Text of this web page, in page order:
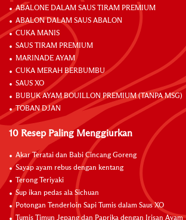
ABALONE DALAM SAUS TIRAM PREMIUM
ABALON DALAM SAUS ABALON
CUKA MANIS
SAUS TIRAM PREMIUM
MARINADE AYAM
CUKA MERAH BERBUMBU
SAUS XO
BUBUK AYAM BOUILLON PREMIUM (TANPA MSG)
TOBAN DJAN
10 Resep Paling Menggiurkan
Akar Teratai dan Babi Cincang Goreng
Sayap ayam rebus dengan kentang
Terong Teriyaki
Sup ikan pedas ala Sichuan
Potongan Tenderloin Sapi Tumis dalam Saus XO
Tumis Timun Jepang dan Paprika dengan Irisan Ayam